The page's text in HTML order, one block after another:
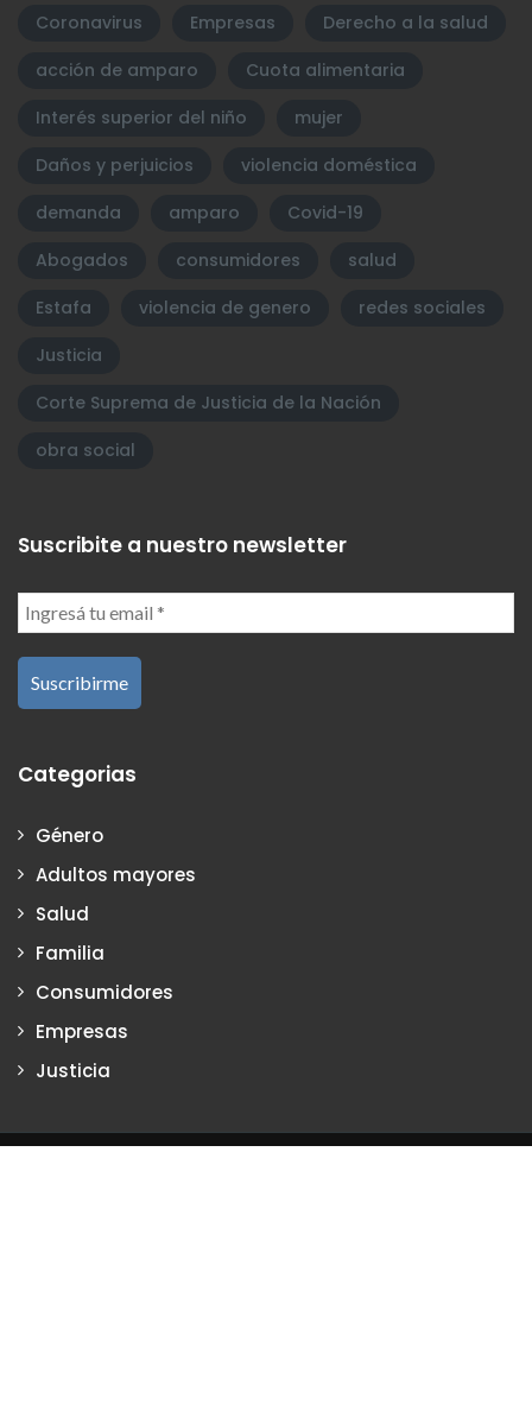
Coronavirus Empresas
Derecho a la salud
acción de amparo
Cuota alimentaria
Interés superior del niño
mujer
Daños y perjuicios
violencia doméstica
demanda
amparo
Covid-19
Abogados
consumidores
salud
Estafa
violencia de genero
redes sociales
Justicia
Corte Suprema de Justicia de la Nación
obra social
Suscribite a nuestro newsletter
Categorias
Género
Adultos mayores
Salud
Familia
Consumidores
Empresas
Justicia